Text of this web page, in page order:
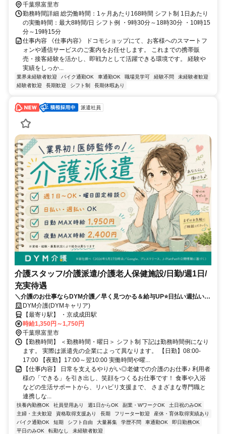
千葉県富里市
勤務時間詳細 総労働時間：1ヶ月あたり168時間 シフト制 1日あたり
の実働時間：最大8時間/日 シフト例 ・9時30分～18時30分 ・10時15
分～19時15分
仕事内容 《仕事内容》 ドコモショップにて、お客様へのスマートフ
ォンや通信サービスのご案内をお任せします。 これまでの携帯販
売・接客経験を活かし、即戦力として活躍できる環境です。 経験や
実績をしっか...
業界未経験者歓迎 バイク通勤OK 車通勤OK 職場見学可 経験不問
未経験者歓迎
経験者歓迎
長期歓迎 シフト制 長期休暇あり
派遣社員
介護スタッフ/介護派遣/介護老人保健施設/日勤/週1日/
充実待遇
＼介護のお仕事ならDYM介護／早く見つかる＆給与UP⭐️日払い週払い
OK⭐️希望シフトで無理なく働ける✨
DYM介護(DYMキャリア)
【最寄り駅】 ・京成成田駅
時給1,350円～1,750円
千葉県富里市
【勤務時間】 ＜勤務時間・曜日＞ シフト制 下記は勤務時間例になり
ます。 実際は派遣先の企業によって異なります。 【日勤】08:00-
17:00 【夜勤】17:00～翌10:00 実働時間や曜...
【仕事内容】 日常を支えるやりがい◎老健での介護のお仕事♪ 利用者
様の「できる」を引き出し、笑顔をつくるお仕事です！ 食事や入浴
などの生活サポートから、リハビリ支援まで、 さまざまな専門職と
連携しな...
扶養内勤務OK 社員登用あり 週1日からOK 副業・WワークOK
土日祝のみOK
主婦・主夫歓迎
資格取得支援あり 長期 フリーター歓迎
産休・育休取得実績あり
バイク通勤OK
短期 シフト自由 大量募集 学歴不問 車通勤OK
即日勤務OK
平日のみOK
転勤なし 未経験者歓迎